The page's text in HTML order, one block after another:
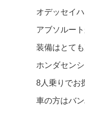
オデッセイ
アブソルー
装備はとて
ホンダセン
8人乗りでお
車の方はバ